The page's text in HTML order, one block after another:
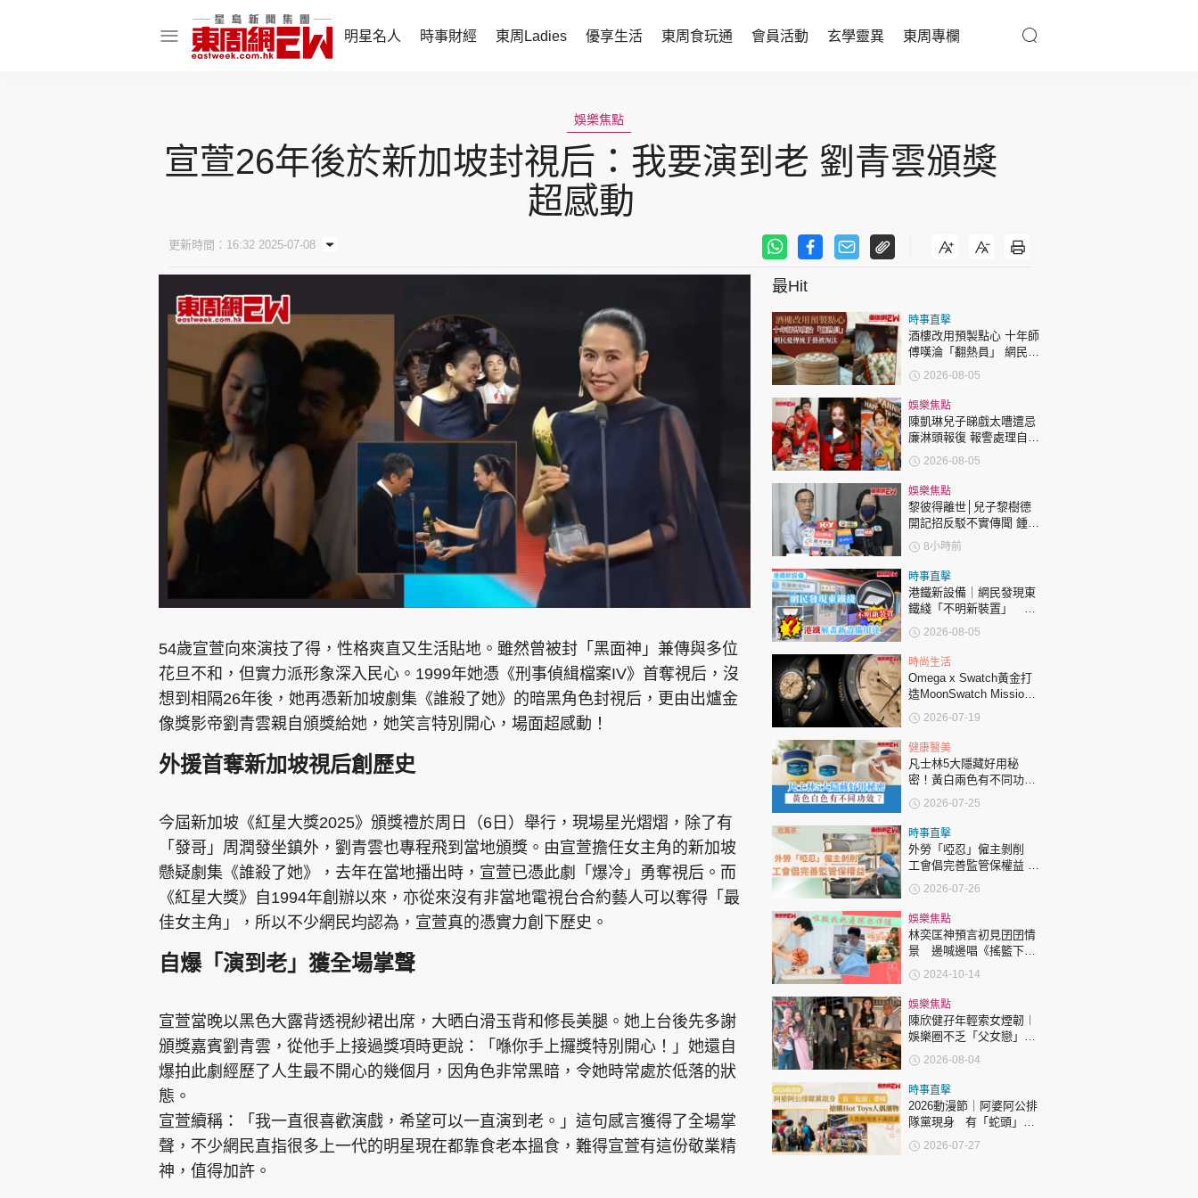
明星名人 時事財經 東周Ladies 優享生活 東周食玩通 會員活動 玄學靈異 東周專欄
話題人物 財經智庫 時尚生活
健康醫美
親子天地
東周食玩通
飲食玩樂
東周JETSO 東勝運程
智富天下 李居明
神機妙算 李丞責
緣來有理 麥玲玲
鬼靈精怪 威師兄
娛樂名人
文化藝術
時政財經
健康生活
飲食旅遊
集團旗下品牌
東周刊 cazbuyer 東Touch PCM 電腦廣場 星島頭條 星島日報 頭條日報 星島環球 The Standard 親子王
Oh!爸媽 JobMarket 頭條搵工 EDUPLUS
Copyright © 東周網 版權所有 . 不得轉載 ©Eastweek.com.hk. All rights reserved.
娛樂焦點
宣萱26年後於新加坡封視后：我要演到老 劉青雲頒獎
超感動
更新時間：16:32 2025-07-08
54歲宣萱向來演技了得，性格爽直又生活貼地。雖然曾被封「黑面神」兼傳與多位
花旦不和，但實力派形象深入民心。1999年她憑《刑事偵緝檔案IV》首奪視后，沒
想到相隔26年後，她再憑新加坡劇集《誰殺了她》的暗黑角色封視后，更由出爐金
像獎影帝劉青雲親自頒獎給她，她笑言特別開心，場面超感動！
外援首奪新加坡視后創歷史
今屆新加坡《紅星大獎2025》頒獎禮於周日（6日）舉行，現場星光熠熠，除了有
「發哥」周潤發坐鎮外，劉青雲也專程飛到當地頒獎。由宣萱擔任女主角的新加坡
懸疑劇集《誰殺了她》，去年在當地播出時，宣萱已憑此劇「爆冷」勇奪視后。而
《紅星大獎》自1994年創辦以來，亦從來沒有非當地電視台合約藝人可以奪得「最
佳女主角」，所以不少網民均認為，宣萱真的憑實力創下歷史。
自爆「演到老」獲全場掌聲
宣萱當晚以黑色大露背透視紗裙出席，大晒白滑玉背和修長美腿。她上台後先多謝
頒獎嘉賓劉青雲，從他手上接過獎項時更說：「喺你手上攞獎特別開心！」她還自
爆拍此劇經歷了人生最不開心的幾個月，因角色非常黑暗，令她時常處於低落的狀
態。
宣萱續稱：「我一直很喜歡演戲，希望可以一直演到老。」這句感言獲得了全場掌
聲，不少網民直指很多上一代的明星現在都靠食老本搵食，難得宣萱有這份敬業精
神，值得加許。
最Hit
時事直擊
酒樓改用預製點心 十年師
傅嘆淪「翻熱員」 網民憂
傳統手藝被淘汰
2026-08-05
娛樂焦點
陳凱琳兒子睇戲太嘈遭忌
廉淋頭報復 報警處理自責
護子不力 歐錦棠陳倩揚齊
表態「媽媽有責任」
2026-08-05
娛樂焦點
黎彼得離世│兒子黎樹德
開記招反駁不實傳聞 鍾志
光代好友澄清：冇經濟問
題
8小時前
時事直擊
港鐵新設備｜網民發現東
鐵綫「不明新裝置」 港
鐵解畫新設備用途
2026-08-05
時尚生活
Omega x Swatch黃金打
造MoonSwatch Mission
to the Moon 1969！要答
啱32條問題先買到？
2026-07-19
健康醫美
凡士林5大隱藏好用秘
密！黃白兩色有不同功
效？
2026-07-25
時事直擊
外勞「啞忍」僱主剝削
工會倡完善監管保權益 |
收風亭
2026-07-26
娛樂焦點
林奕匡神預言初見囝囝情
景 邊喊邊唱《搖籃下的
歌》
2024-10-14
娛樂焦點
陳欣健孖年輕索女煙韌︱
娛樂圈不乏「父女戀」
「爺孫戀」 年齡差距最大
達51歲 最受矚目有李龍
基謝賢
2026-08-04
時事直擊
2026動漫節｜阿婆阿公排
隊黨現身 有「蛇頭」帶
隊 搶購Hot Toys人偶潮
物 大批動漫迷不滿鼓譟
2026-07-27